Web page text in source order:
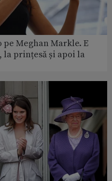
pe Meghan Markle. E
la prințesă și apoi la